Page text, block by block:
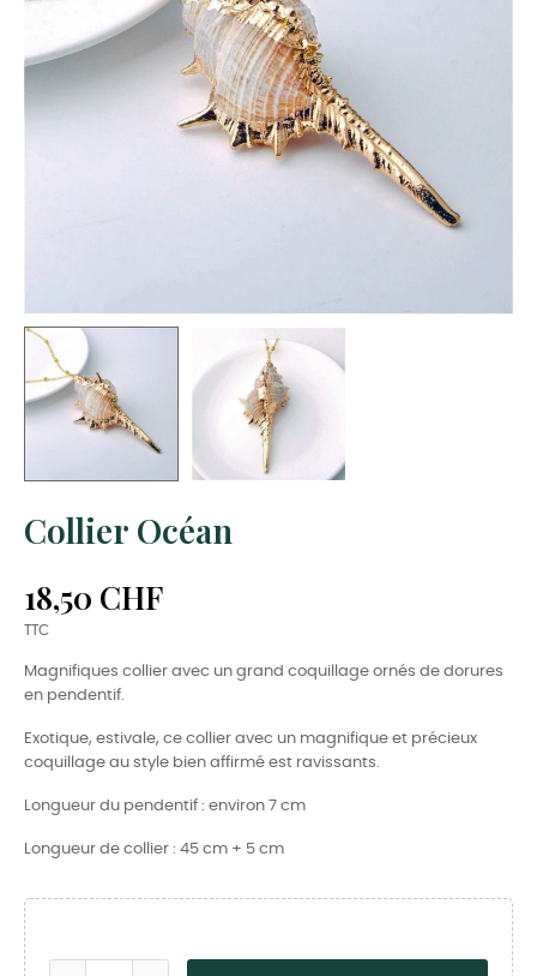
Collier Océan
18,50 CHF
TTC
Magnifiques collier avec un grand coquillage ornés de dorures
en pendentif.
Exotique, estivale, ce collier avec un magnifique et précieux
coquillage au style bien affirmé est ravissants.
Longueur du pendentif : environ 7 cm
Longueur de collier : 45 cm + 5 cm